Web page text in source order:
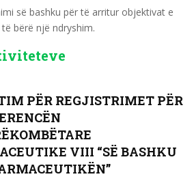
së bashku për të arritur objektivat e
bërë një ndryshim.
PËR REGJISTRIMET PËR
VIII “SË BASHKU